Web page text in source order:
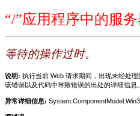
“/”应用程序中的服务
等待的操作过时。
说明: 执行当前 Web 请求期间，出现未经处
该错误以及代码中导致错误的出处的详细信息。
异常详细信息: